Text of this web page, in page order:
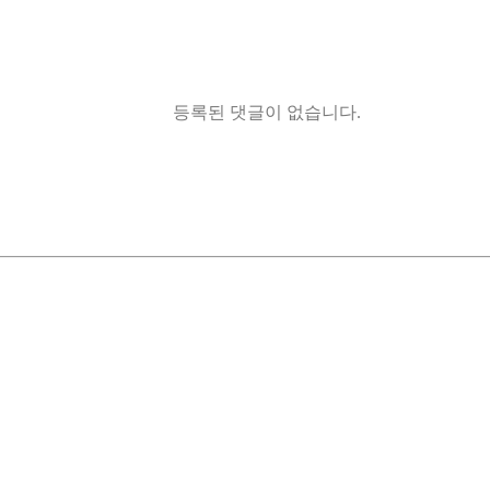
등록된 댓글이 없습니다.